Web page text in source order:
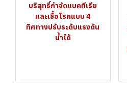
บริสุทธิ์กำจัดแบคทีเรีย
และเชื้อโรคแบบ 4
ทิศทางปรับระดับแรงดัน
น้ำได้